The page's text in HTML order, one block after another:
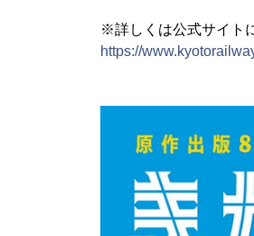
※詳しくは公式サイト
https://